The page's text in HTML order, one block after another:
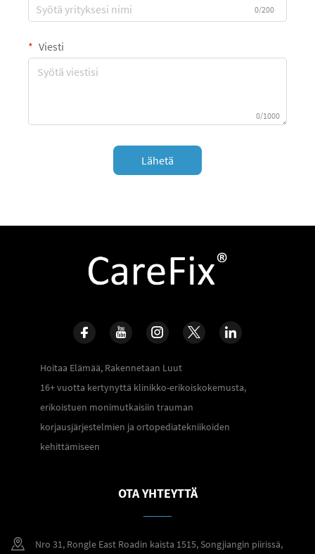
0/200
Viesti
0/1000
Lähetä
Hoitaa Elämää, Rakennetaan Luut
16+ vuotta kertynyttä klinikko-erikoiskokemusta,
erikoistuen monimutkaisiin trauman
korjausjärjestelmien ja ortopediatekniikoiden
kehittämiseen
OTA YHTEYTTÄ
Nro 31, Rongle East Roadin kaista 1515, Songjiangin piirissä,